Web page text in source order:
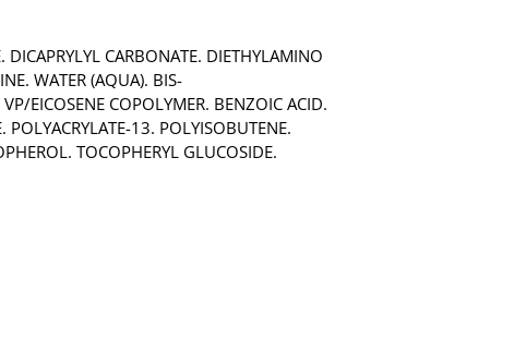
DICAPRYLYL CARBONATE. DIETHYLAMINO
WATER (AQUA). BIS-
EICOSENE COPOLYMER. BENZOIC ACID.
POLYACRYLATE-13. POLYISOBUTENE.
TOCOPHERYL GLUCOSIDE.